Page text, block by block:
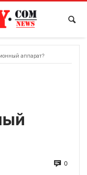
аппарат?
0